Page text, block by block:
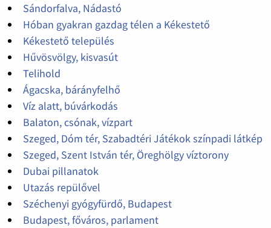
Sándorfalva, Nádastó
Hóban gyakran gazdag télen a Kékestető
Kékestető település
Hűvösvölgy, kisvasút
Telihold
Ágacska, bárányfelhő
Víz alatt, búvárkodás
Balaton, csónak, vízpart
Szeged, Dóm tér, Szabadtéri Játékok színpadi látkép
Szeged, Szent István tér, Öreghölgy víztorony
Dubai pillanatok
Utazás repülővel
Széchenyi gyógyfürdő, Budapest
Budapest, főváros, parlament